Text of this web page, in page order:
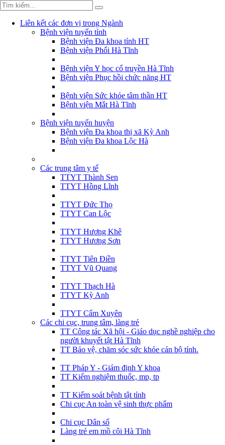
Liên kết các đơn vị trong Ngành
Bệnh viện tuyến tỉnh
Bệnh viện Đa khoa tỉnh HT
Bệnh viện Phổi Hà Tĩnh
Bệnh viện Y học cổ truyền Hà Tĩnh
Bệnh viện Phục hồi chức năng HT
Bệnh viện Sức khỏe tâm thần HT
Bệnh viện Mắt Hà Tĩnh
Bệnh viện tuyến huyện
Bệnh viện Đa khoa thị xã Kỳ Anh
Bệnh viện Đa khoa Lộc Hà
Các trung tâm y tế
TTYT Thành Sen
TTYT Hồng Lĩnh
TTYT Đức Thọ
TTYT Can Lộc
TTYT Hương Khê
TTYT Hương Sơn
TTYT Tiên Điền
TTYT Vũ Quang
TTYT Thạch Hà
TTYT Kỳ Anh
TTYT Cẩm Xuyên
Các chi cục, trung tâm, làng trẻ
TT Công tác Xã hội - Giáo dục nghề nghiệp cho
người khuyết tật Hà Tĩnh
TT Bảo vệ, chăm sóc sức khỏe cán bộ tỉnh.
TT Pháp Y - Giám định Y khoa
TT Kiểm nghiệm thuốc, mp, tp
TT Kiểm soát bệnh tật tỉnh
Chi cục An toàn vệ sinh thực phẩm
Chi cục Dân số
Làng trẻ em mồ côi Hà Tĩnh